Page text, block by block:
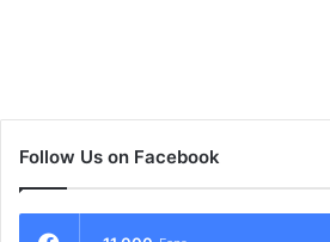
Follow Us on Facebook